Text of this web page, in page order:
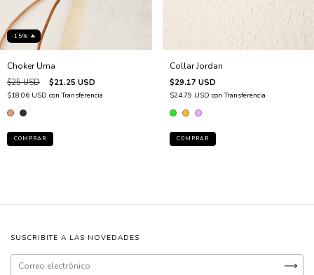
-15% 🔥
Choker Uma
$25 USD $21.25 USD
$18.06 USD con Transferencia
COMPRAR
Collar Jordan
$29.17 USD
$24.79 USD con Transferencia
COMPRAR
SUSCRIBITE A LAS NOVEDADES